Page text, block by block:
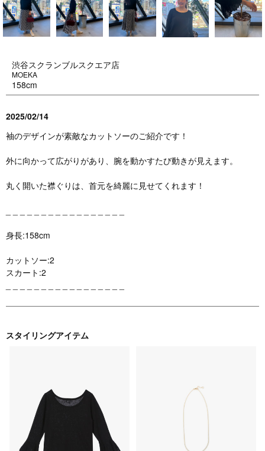
渋谷スクランブルスクエア店
MOEKA
158cm
2025/02/14
袖のデザインが素敵なカットソーのご紹介です！
外に向かって広がりがあり、腕を動かすたび動きが見えます。
丸く開いた襟ぐりは、首元を綺麗に見せてくれます！
身長:158cm
カットソー:2
スカート:2
スタイリングアイテム